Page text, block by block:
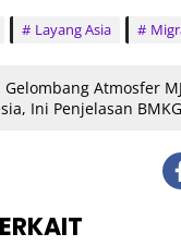
Layang Asia
Atmosfer
Ini Penjelasan BMKG